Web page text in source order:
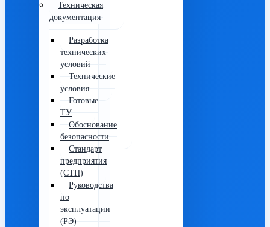
Техническая
документация
Разработка
технических
условий
Технические
условия
Готовые
ТУ
Обоснование
безопасности
Стандарт
предприятия
(СТП)
Руководства
по
эксплуатации
(РЭ)